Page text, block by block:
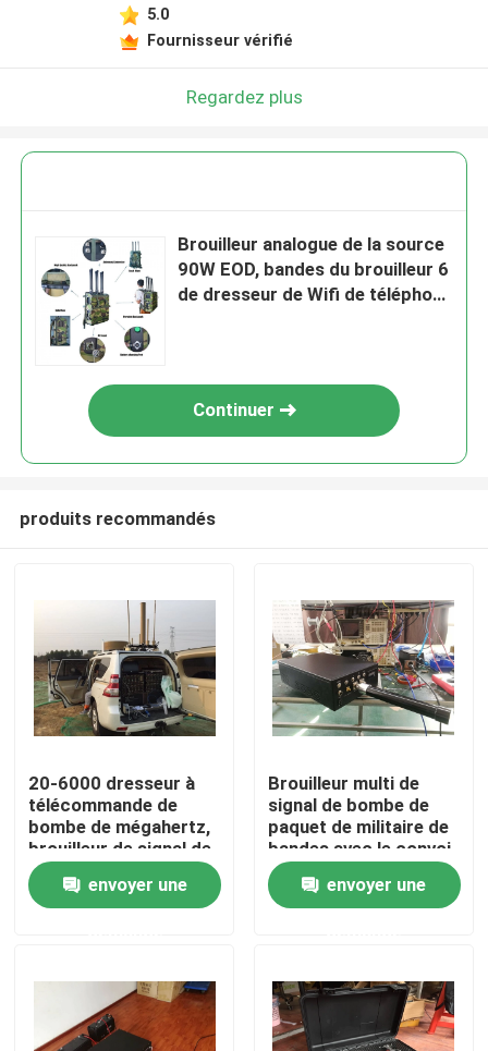
Des produits
5.0
Fournisseur vérifié
Regardez plus
Brouilleur analogue de la source
90W EOD, bandes du brouilleur 6
de dresseur de Wifi de téléphone
Continuer
produits recommandés
20-6000 dresseur à
télécommande de
bombe de mégahertz,
brouilleur de signal de
véhicule du long terme
RCIED envoyer une
Brouilleur multi de
signal de bombe de
paquet de militaire de
bandes avec le convoi
de puissance élevée
bloquant le système
envoyer une